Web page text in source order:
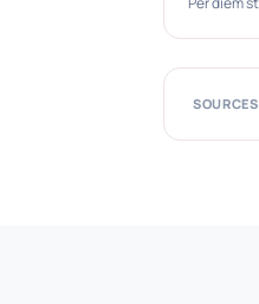
SOURCES